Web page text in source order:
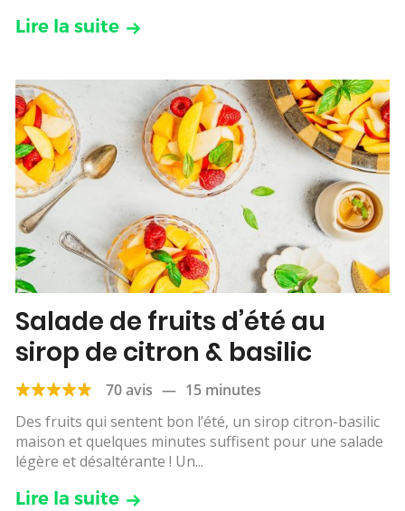
Lire la suite
Salade de fruits d’été au
sirop de citron & basilic
70 avis — 15 minutes
Des fruits qui sentent bon l’été, un sirop citron-basilic
maison et quelques minutes suffisent pour une salade
légère et désaltérante ! Un...
Lire la suite